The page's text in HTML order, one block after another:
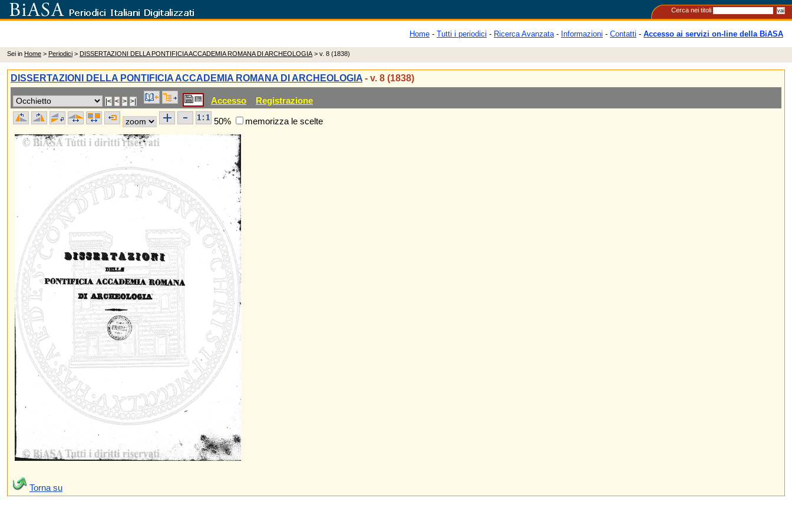
Cerca nei titoli
Home - Tutti i periodici - Ricerca Avanzata- Informazioni - Contatti - Accesso ai servizi on-line della BiASA
Sei in Home > Periodici > DISSERTAZIONI DELLA PONTIFICIA ACCADEMIA ROMANA DI ARCHEOLOGIA > v. 8 (1838)
DISSERTAZIONI DELLA PONTIFICIA ACCADEMIA ROMANA DI ARCHEOLOGIA - v. 8 (1838)
Accesso Registrazione
50% memorizza le scelte
Torna su